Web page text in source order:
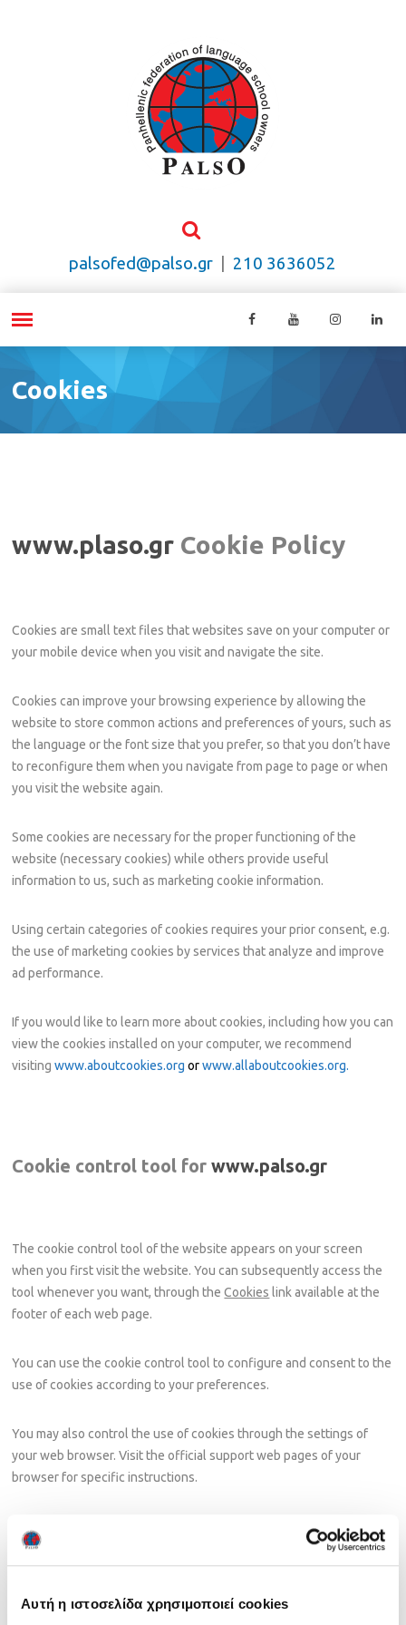
Αυτή η ιστοσελίδα χρησιμοποιεί cookies
palsofed@palso.gr 210 3636052
Cookies
www.plaso.gr Cookie Policy
Cookies are small text files that websites save on your computer or
your mobile device when you visit and navigate the site.
Cookies can improve your browsing experience by allowing the
website to store common actions and preferences of yours, such as
the language or the font size that you prefer, so that you don’t have
to reconfigure them when you navigate from page to page or when
you visit the website again.
Some cookies are necessary for the proper functioning of the
website (necessary cookies) while others provide useful
information to us, such as marketing cookie information.
Using certain categories of cookies requires your prior consent, e.g.
the use of marketing cookies by services that analyze and improve
ad performance.
If you would like to learn more about cookies, including how you can
view the cookies installed on your computer, we recommend
visiting www.aboutcookies.org orwww.allaboutcookies.org.
Cookie control tool for www.palso.gr
The cookie control tool of the website appears on your screen
when you first visit the website. You can subsequently access the
tool whenever you want, through theCookies link available at the
footer of each web page.
You can use the cookie control tool to configure and consent to the
use of cookies according to your preferences.
You may also control the use of cookies through the settings of
your web browser. Visit the official support web pages of your
browser for specific instructions.